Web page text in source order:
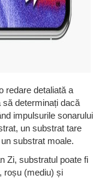
redare detaliată a
să determinați dacă
impulsurile sonarului
un substrat tare
substrat moale.
Zi, substratul poate fi
roșu (mediu) și